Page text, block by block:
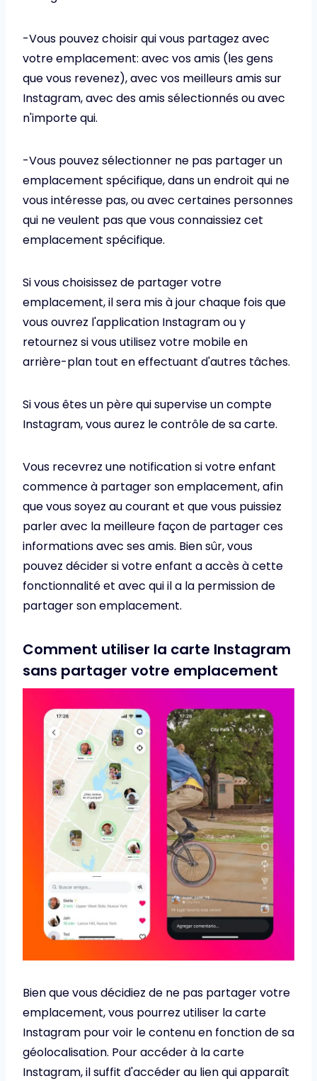
-Vous pouvez choisir qui vous partagez avec
votre emplacement: avec vos amis (les gens
que vous revenez), avec vos meilleurs amis sur
Instagram, avec des amis sélectionnés ou avec
n'importe qui.
-Vous pouvez sélectionner ne pas partager un
emplacement spécifique, dans un endroit qui ne
vous intéresse pas, ou avec certaines personnes
qui ne veulent pas que vous connaissiez cet
emplacement spécifique.
Si vous choisissez de partager votre
emplacement, il sera mis à jour chaque fois que
vous ouvrez l'application Instagram ou y
retournez si vous utilisez votre mobile en
arrière-plan tout en effectuant d'autres tâches.
Si vous êtes un père qui supervise un compte
Instagram, vous aurez le contrôle de sa carte.
Vous recevrez une notification si votre enfant
commence à partager son emplacement, afin
que vous soyez au courant et que vous puissiez
parler avec la meilleure façon de partager ces
informations avec ses amis. Bien sûr, vous
pouvez décider si votre enfant a accès à cette
fonctionnalité et avec qui il a la permission de
partager son emplacement.
Comment utiliser la carte Instagram
sans partager votre emplacement
Bien que vous décidiez de ne pas partager votre
emplacement, vous pourrez utiliser la carte
Instagram pour voir le contenu en fonction de sa
géolocalisation. Pour accéder à la carte
Instagram, il suffit d'accéder au lien qui apparaît